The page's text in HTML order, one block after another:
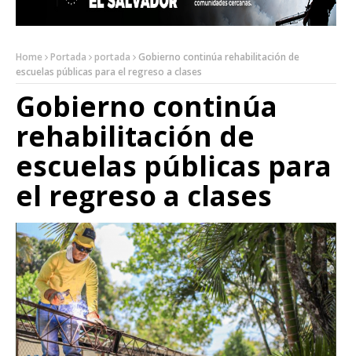
Home Portada portada
Gobierno continúa rehabilitación de
escuelas públicas para el regreso a clases
Gobierno continúa
rehabilitación de
escuelas públicas para
el regreso a clases